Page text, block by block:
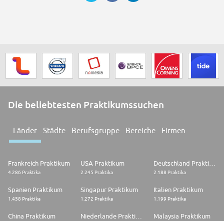
Die beliebtesten Praktikumssuchen
Länder Städte Berufsgruppe Bereiche Firmen
Frankreich Praktikum
4.286 Praktika
USA Praktikum
2.245 Praktika
Deutschland Praktikum
2.188 Praktika
Spanien Praktikum
1.458 Praktika
Singapur Praktikum
1.272 Praktika
Italien Praktikum
1.199 Praktika
China Praktikum Malaysia Praktikum